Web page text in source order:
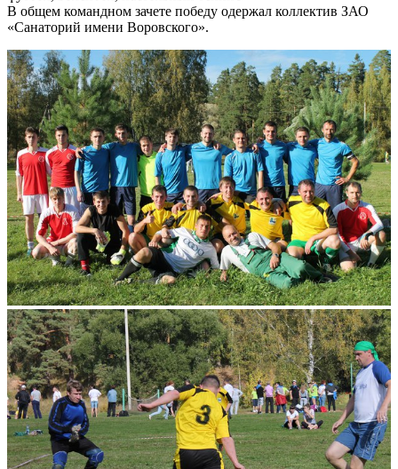
В общем командном зачете победу одержал коллектив ЗАО
«Санаторий имени Воровского».